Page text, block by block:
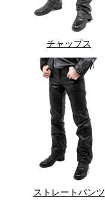
チャップス
ストレートパンツ